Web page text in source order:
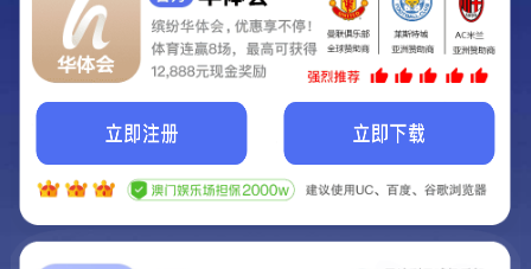
Hey Guys!
我们即将上线啦...
我们的网站正在建设.
它将是非常棒的网站.